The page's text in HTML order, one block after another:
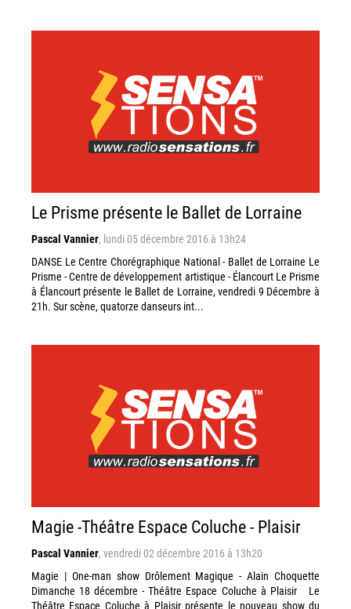
Le Prisme présente le Ballet de Lorraine
Pascal Vannier, lundi 05 décembre 2016 à 13h24
DANSE Le Centre Chorégraphique National - Ballet de Lorraine Le
Prisme - Centre de développement artistique - Élancourt Le Prisme
à Élancourt présente le Ballet de Lorraine, vendredi 9 Décembre à
21h. Sur scène, quatorze danseurs int...
Magie -Théâtre Espace Coluche - Plaisir
Pascal Vannier, vendredi 02 décembre 2016 à 13h20
Magie | One-man show Drôlement Magique - Alain Choquette
Dimanche 18 décembre - Théâtre Espace Coluche à Plaisir Le
Théâtre Espace Coluche à Plaisir présente le nouveau show du